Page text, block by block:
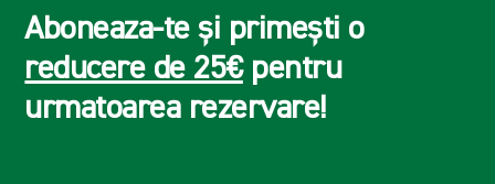
Aboneaza-te și primești o
reducere de 25€pentru
urmatoarea rezervare!